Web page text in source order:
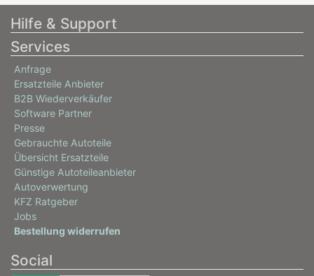
Hilfe & Support
Services
Anfrage
Ersatzteile Anbieter
B2B Wiederverkäufer
Software Partner
Presse
Gebrauchte Autoteile
Übersicht Ersatzteile
Günstige Autoteileanbieter
Autoverwertung
KFZ Ratgeber
Jobs
Bestellung widerrufen
Social